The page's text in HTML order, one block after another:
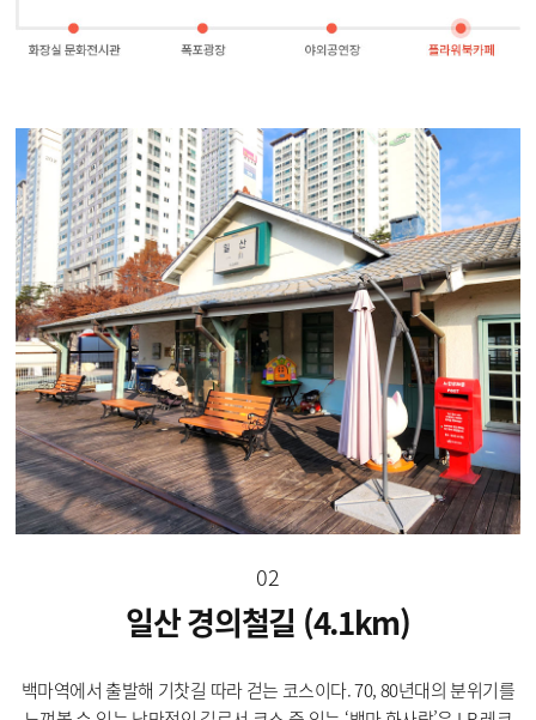
02
일산 경의철길 (4.1km)
백마역에서 출발해 기찻길 따라 걷는 코스이다. 70, 80년대의 분위기를